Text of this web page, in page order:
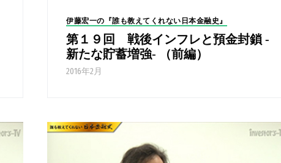
伊藤宏一の『誰も教えてくれない日本金融史』
第１９回 戦後インフレと預金封鎖 -
新たな貯蓄増強- （前編）
2016年2月